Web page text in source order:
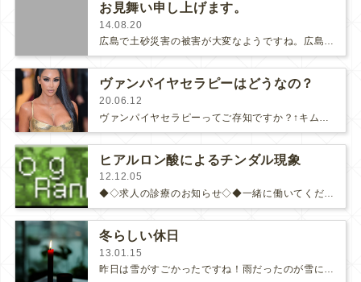
お見舞い申し上げます。
14.08.20
広島で土砂災害の被害が大変なようですね。広島には市内に2年住んでいたこともあって身近に感じているのでとても心配です。ご冥福をお…
ヴァンパイヤセラピーはどうなの？
20.06.12
ヒアルロン酸によるチンダル現象
12.12.05
◆◇求人の診療のお知らせ◇◆一緒に働いてくださる看護師と医師を募集しています！ご興味のある方、ぜひこちらをご覧下さいませ♪◆◇…
冬らしい休日
13.01.15
昨日は雪がすごかったですね！雨だったのが雪に変わりあれよあれよという間に積もってビックリしました。成人式だった方達は本当に大変…